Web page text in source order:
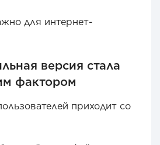
для интернет-
версия стала
фактором
приходит со